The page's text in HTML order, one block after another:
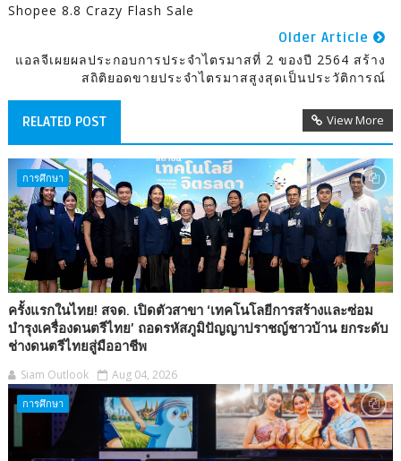
Shopee 8.8 Crazy Flash Sale
Older Article
แอลจีเผยผลประกอบการประจำไตรมาสที่ 2 ของปี 2564 สร้าง
สถิติยอดขายประจำไตรมาสสูงสุดเป็นประวัติการณ์
RELATED POST View More
การศึกษา
ครั้งแรกในไทย! สจด. เปิดตัวสาขา ‘เทคโนโลยีการสร้างและซ่อม
บำรุงเครื่องดนตรีไทย’ ถอดรหัสภูมิปัญญาปราชญ์ชาวบ้าน ยกระดับ
ช่างดนตรีไทยสู่มืออาชีพ
Siam Outlook Aug 04, 2026
การศึกษา